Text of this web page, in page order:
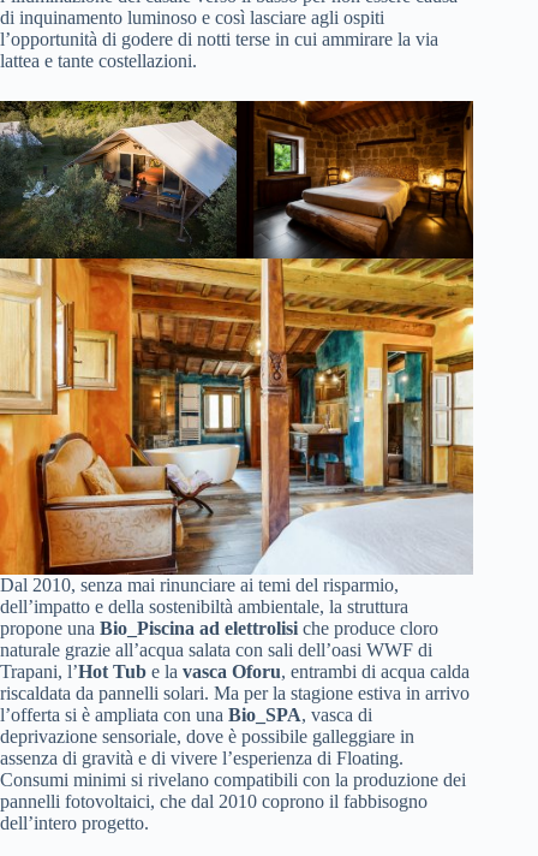
di inquinamento luminoso e così lasciare agli ospiti
l’opportunità di godere di notti terse in cui ammirare la via
lattea e tante costellazioni.
Dal 2010, senza mai rinunciare ai temi del risparmio,
dell’impatto e della sostenibiltà ambientale, la struttura
propone una Bio_Piscina ad elettrolisi che produce cloro
naturale grazie all’acqua salata con sali dell’oasi WWF di
Trapani, l’Hot Tub e la vasca Oforu, entrambi di acqua calda
riscaldata da pannelli solari. Ma per la stagione estiva in arrivo
l’offerta si è ampliata con una Bio_SPA, vasca di
deprivazione sensoriale, dove è possibile galleggiare in
assenza di gravità e di vivere l’esperienza di Floating.
Consumi minimi si rivelano compatibili con la produzione dei
pannelli fotovoltaici, che dal 2010 coprono il fabbisogno
dell’intero progetto.